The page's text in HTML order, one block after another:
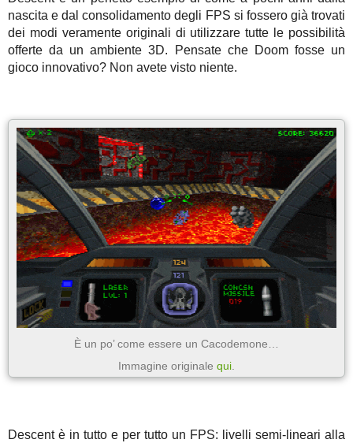
nascita e dal consolidamento degli FPS si fossero già trovati
dei modi veramente originali di utilizzare tutte le possibilità
offerte da un ambiente 3D. Pensate che Doom fosse un
gioco innovativo? Non avete visto niente.
È un po’ come essere un Cacodemone…
Immagine originale qui.
Descent è in tutto e per tutto un FPS: livelli semi-lineari alla